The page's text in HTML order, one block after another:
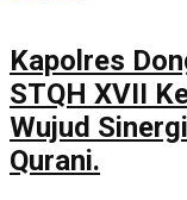
Kapolres
STQH XVII
Wujud
Qurani.